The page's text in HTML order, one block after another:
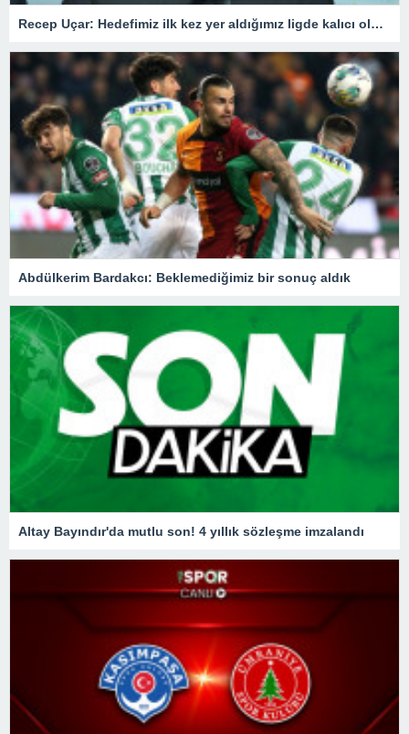
Recep Uçar: Hedefimiz ilk kez yer aldığımız ligde kalıcı olmak
Abdülkerim Bardakcı: Beklemediğimiz bir sonuç aldık
Altay Bayındır'da mutlu son! 4 yıllık sözleşme imzalandı